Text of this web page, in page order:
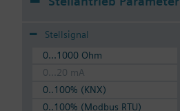
Stellsignal
0...1000 Ohm
0...20 mA
0..100% (KNX)
0..100% (Modbus RTU)